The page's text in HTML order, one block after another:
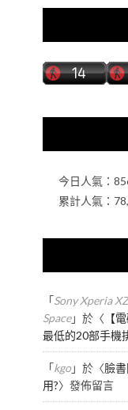
今日人氣：
累計人氣：
「Sony Xperia
Space」於〈 【
最低的20部手機
「kgo」於〈臉
用?〉發佈留言